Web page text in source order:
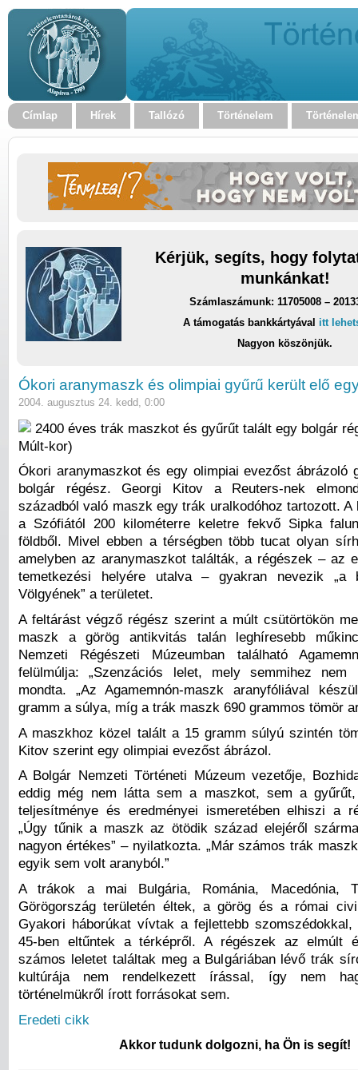
Címlap Hírek Tallózó Történelem
Kérjük, segíts, hogy
munkánkat!
Számlaszámunk: 11705008 –
A támogatás bankkártyával itt
Nagyon köszönjük.
Ókori aranymaszk és olimpiai gyűrű került elő
2004. augusztus 24. kedd, 0:00
2400 éves trák maszkot és gyűrűt talált egy bolgár
Múlt-kor)
Ókori aranymaszkot és egy olimpiai evezőst ábrázoló
bolgár régész. Georgi Kitov a Reuters-nek
századból való maszk egy trák uralkodóhoz tartozott. A
a Szófiától 200 kilométerre keletre fekvő Sipka
földből. Mivel ebben a térségben több tucat olyan
amelyben az aranymaszkot találták, a régészek – az
temetkezési helyére utalva – gyakran nevezik „a
Völgyének” a területet.
A feltárást végző régész szerint a múlt csütörtökön
maszk a görög antikvitás talán leghíresebb
Nemzeti Régészeti Múzeumban található
felülmúlja: „Szenzációs lelet, mely semmihez nem
mondta. „Az Agamemnón-maszk aranyfóliával
gramm a súlya, míg a trák maszk 690 grammos tömör
A maszkhoz közel talált a 15 gramm súlyú szintén
Kitov szerint egy olimpiai evezőst ábrázol.
A Bolgár Nemzeti Történeti Múzeum vezetője,
eddig még nem látta sem a maszkot, sem a
teljesítménye és eredményei ismeretében elhiszi a
„Úgy tűnik a maszk az ötödik század elejéről
nagyon értékes” – nyilatkozta. „Már számos trák
egyik sem volt aranyból.”
A trákok a mai Bulgária, Románia, Macedónia,
Görögország területén éltek, a görög és a római
Gyakori háborúkat vívtak a fejlettebb
45-ben eltűntek a térképről. A régészek az elmúlt
számos leletet találtak meg a Bulgáriában lévő trák
kultúrája nem rendelkezett írással, így nem
történelmükről írott forrásokat sem.
Eredeti cikk
Akkor tudunk dolgozni, ha Ön is segít!